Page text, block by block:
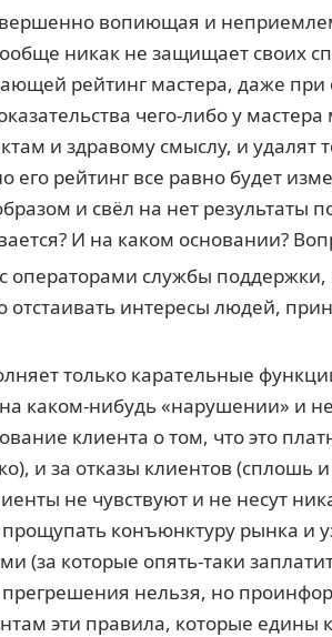
вопиющая и
никак не защищает своих
рейтинг мастера, даже при
чего-либо у
и здравому смыслу, и удалят
рейтинг все равно будет
и свёл на нет результаты
И на каком основании?
операторами службы поддержки,
отстаивать интересы людей,
только карательные
каком-нибудь «нарушении» и
клиента о том, что это
и за отказы клиентов (сплошь
не чувствуют и не несут
конъюнктуру рынка и
(за которые опять-таки
прегрешения нельзя, но
эти правила, которые едины